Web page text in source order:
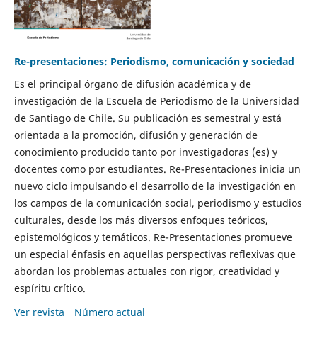
Re-presentaciones: Periodismo, comunicación y sociedad
Es el principal órgano de difusión académica y de
investigación de la Escuela de Periodismo de la Universidad
de Santiago de Chile. Su publicación es semestral y está
orientada a la promoción, difusión y generación de
conocimiento producido tanto por investigadoras (es) y
docentes como por estudiantes. Re-Presentaciones inicia un
nuevo ciclo impulsando el desarrollo de la investigación en
los campos de la comunicación social, periodismo y estudios
culturales, desde los más diversos enfoques teóricos,
epistemológicos y temáticos. Re-Presentaciones promueve
un especial énfasis en aquellas perspectivas reflexivas que
abordan los problemas actuales con rigor, creatividad y
espíritu crítico.
Ver revista
Número actual